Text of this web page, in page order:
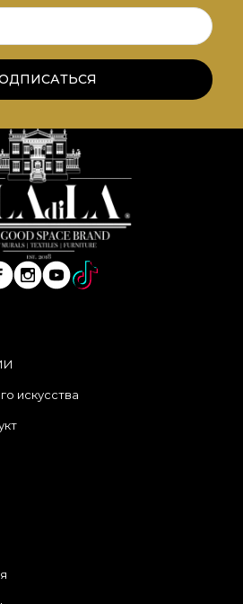
поклейке обоев. Так вы
надёжный и эффективный
соответствующий
качества.
искусства